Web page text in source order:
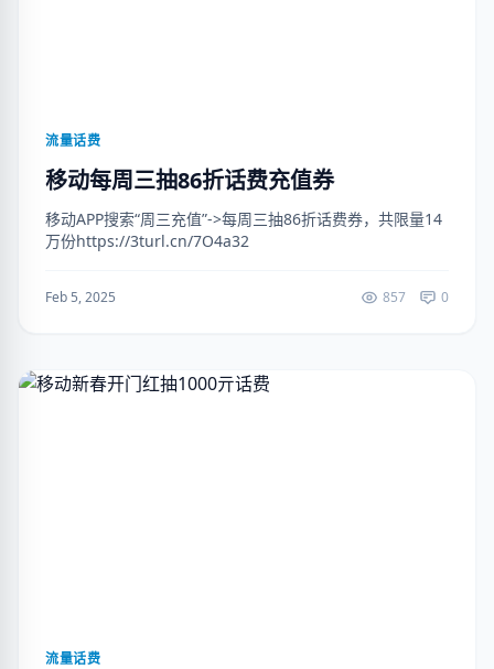
流量话费
移动每周三抽86折话费充值券
移动APP搜索“周三充值”->每周三抽86折话费券，共限量14
万份https://3turl.cn/7O4a32
Feb 5, 2025 857 0
流量话费